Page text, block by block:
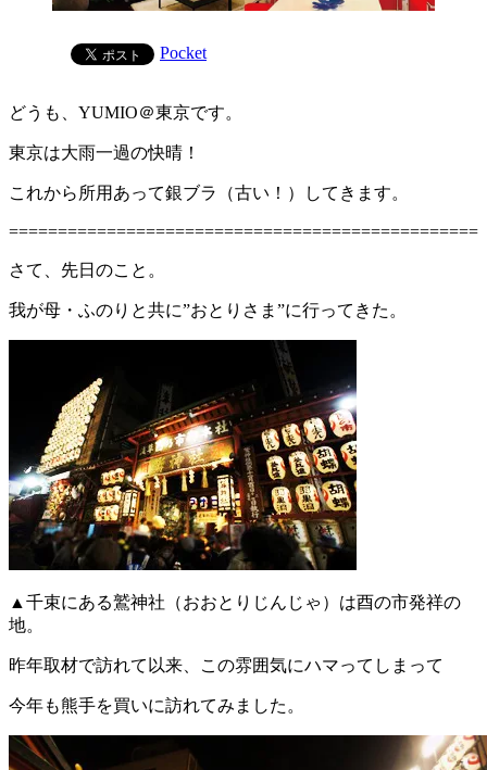
Pocket
どうも、YUMIO＠東京です。
東京は大雨一過の快晴！
これから所用あって銀ブラ（古い！）してきます。
================================================
さて、先日のこと。
我が母・ふのりと共に”おとりさま”に行ってきた。
▲千束にある鷲神社（おおとりじんじゃ）は酉の市発祥の
地。
昨年取材で訪れて以来、この雰囲気にハマってしまって
今年も熊手を買いに訪れてみました。